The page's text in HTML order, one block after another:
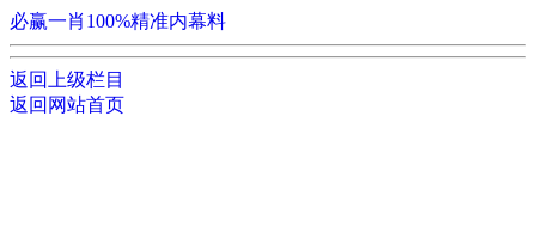
必赢一肖100%精准内幕料
返回上级栏目
返回网站首页